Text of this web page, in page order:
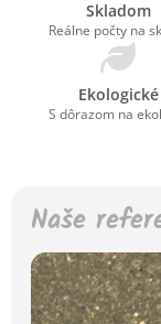
Skladom
Reálne počty na
Ekologické
S dôrazom na
Naše